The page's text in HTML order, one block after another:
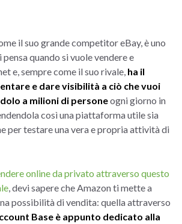
il suo grande competitor eBay, è uno
quando si vuole vendere e
e, sempre come il suo rivale, ha il
e dare visibilità a ciò che vuoi
a milioni di personeogni giorno in
così una piattaforma utile sia
per testare una vera e propria attività di
online da privato attraverso questo
, devi sapere che Amazon ti mette a
possibilità di vendita: quella attraverso
Base è appunto dedicato alla